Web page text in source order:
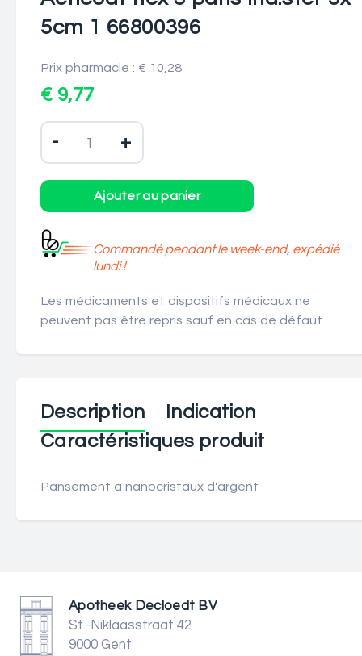
5cm 1 66800396
Prix pharmacie : € 10,28
€ 9,77
- +
Commandé pendant le week-end, expédié
lundi !
Les médicaments et dispositifs médicaux ne
peuvent pas être repris sauf en cas de défaut.
Description
Indication
Caractéristiques produit
Pansement à nanocristaux d'argent
Apotheek Decloedt BV
St.-Niklaasstraat 42
9000 Gent